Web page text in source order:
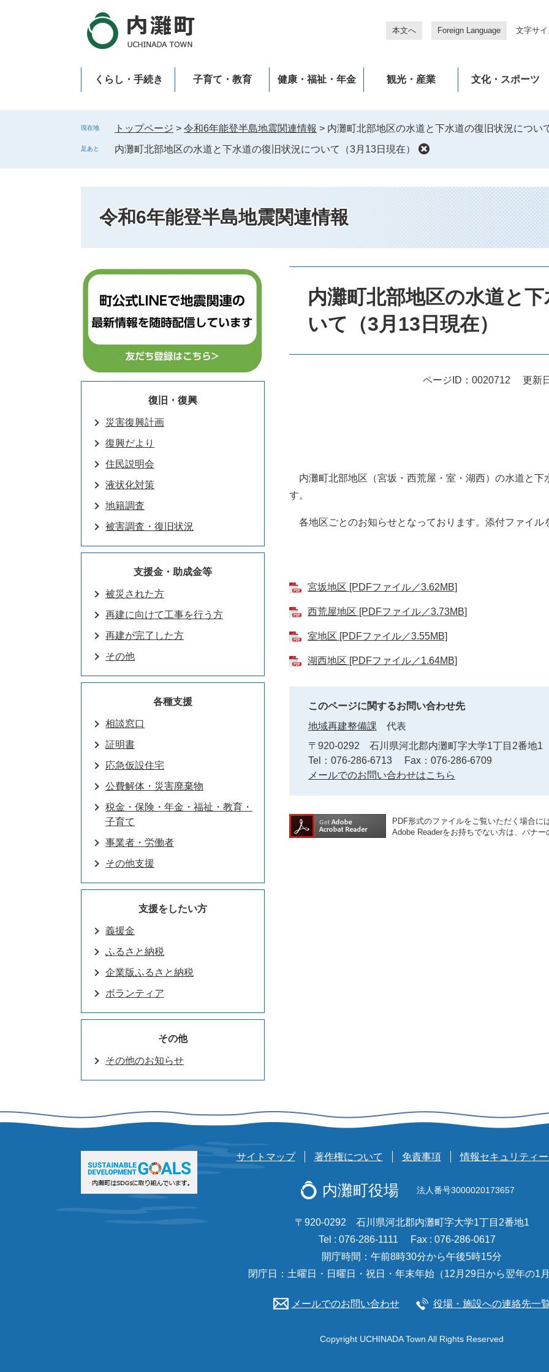
す
し
へ
本文へ Foreign Language 文字サ
くらし・手続き 子育て・教育 健康・福祉・年金 観光・産業 文化・スポーツ
現在地 トップページ > 令和6年能登半島地震関連情報 > 内灘町北部地区の水道と下水道の復旧状況につい
足あと 内灘町北部地区の水道と下水道の復旧状況について（3月13日現在）
令和6年能登半島地震関連情報
内灘町北部地区の水道と
いて（3月13日現在）
ページID：0020712 更新
内灘町北部地区（宮坂・西荒屋・室・湖西）の水道と下
す。
各地区ごとのお知らせとなっております。添付ファイル
宮坂地区 [PDFファイル／3.62MB]
西荒屋地区 [PDFファイル／3.73MB]
室地区 [PDFファイル／3.55MB]
湖西地区 [PDFファイル／1.64MB]
このページに関するお問い合わせ先
地域再建整備課
代表
〒920-0292
石川県河北郡内灘町字大学1丁目2番地1
Tel：076-286-6713
Fax：076-286-6709
メールでのお問い合わせはこちら
PDF形式のファイルをご覧いただく場合に
Adobe Readerをお持ちでない方は、バナ
復旧・復興
災害復興計画
復興だより
住民説明会
液状化対策
地籍調査
被害調査・復旧状況
支援金・助成金等
被災された方
再建に向けて工事を行う方
再建が完了した方
その他
各種支援
相談窓口
証明書
応急仮設住宅
公費解体・災害廃棄物
税金・保険・年金・福祉・教育・
子育て
事業者・労働者
その他支援
支援をしたい方
義援金
ふるさと納税
企業版ふるさと納税
ボランティア
その他
その他のお知らせ
サイトマップ 著作権について 免責事項 情報セキュリティ
内灘町役場 法人番号3000020173657
〒920-0292 石川県河北郡内灘町字大学1丁目2番地1
Tel : 076-286-1111
Fax : 076-286-0617
開庁時間：午前8時30分から午後5時15分
閉庁日：土曜日・日曜日・祝日・年末年始（12月29日から翌年の1月
メールでのお問い合わせ 役場・施設への連絡先一
Copyright UCHINADA Town All Rights Reserved